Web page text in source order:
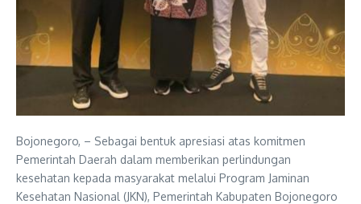
Bojonegoro, – Sebagai bentuk apresiasi atas komitmen
Pemerintah Daerah dalam memberikan perlindungan
kesehatan kepada masyarakat melalui Program Jaminan
Kesehatan Nasional (JKN), Pemerintah Kabupaten Bojonegoro